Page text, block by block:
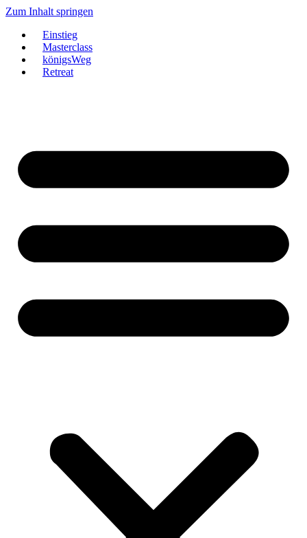
Zum Inhalt springen
Einstieg
Masterclass
königsWeg
Retreat